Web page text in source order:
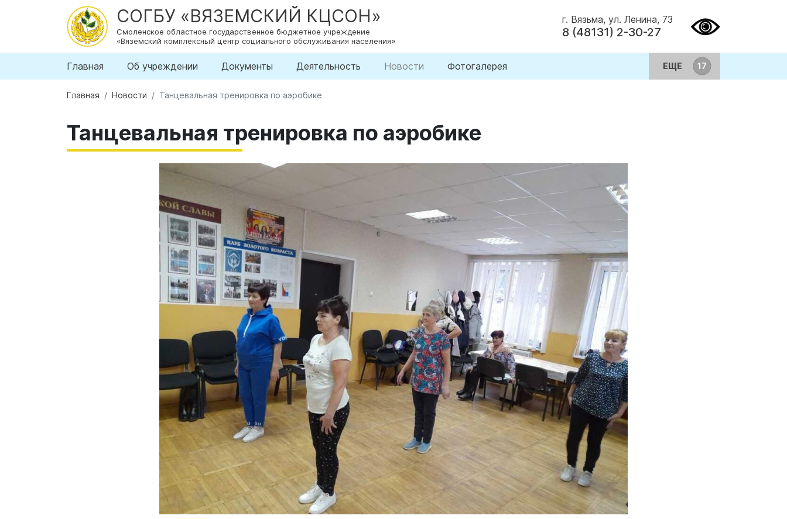
СОГБУ «ВЯЗЕМСКИЙ КЦСОН»
Смоленское областное государственное бюджетное учреждение
«Вяземский комплексный центр социального обслуживания населения»
г. Вязьма, ул. Ленина, 73
8 (48131) 2-30-27
Главная Об учреждении Документы Деятельность Новости Фотогалерея ЕЩЕ
Главная Новости Танцевальная тренировка по аэробике
Танцевальная тренировка по аэробике